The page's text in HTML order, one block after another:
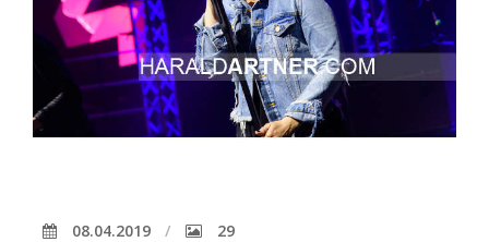
08.04.2019 29